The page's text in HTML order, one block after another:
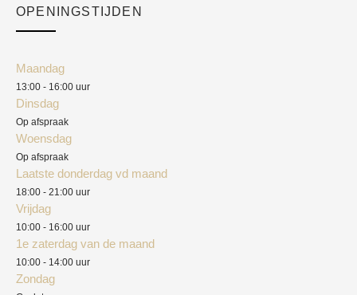
Academy
OPENINGSTIJDEN
Maandag
13:00 - 16:00 uur
Dinsdag
Op afspraak
Woensdag
Op afspraak
Laatste donderdag vd maand
18:00 - 21:00 uur
Vrijdag
10:00 - 16:00 uur
1e zaterdag van de maand
10:00 - 14:00 uur
Zondag